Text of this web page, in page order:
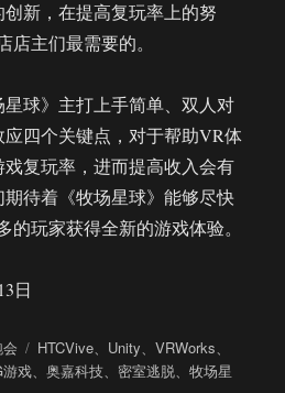
新，在提高复玩率上的努
店主们最需要的。
球》主打上手简单、双人对
四个关键点，对于帮助VR体
复玩率，进而提高收入会有
待着《牧场星球》能够尽快
的玩家获得全新的游戏体验。
日
标
签
HTCVive、 Unity、VRWorks、
游戏、奥嘉科技、 密室逃脱、牧场星